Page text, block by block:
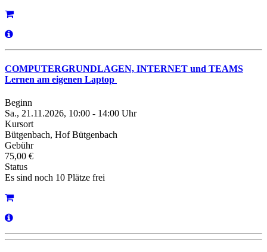
COMPUTERGRUNDLAGEN, INTERNET und TEAMS
Lernen am eigenen Laptop
Beginn
Sa., 21.11.2026, 10:00 - 14:00 Uhr
Kursort
Bütgenbach, Hof Bütgenbach
Gebühr
75,00 €
Status
Es sind noch 10 Plätze frei